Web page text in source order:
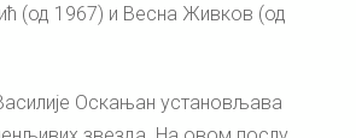
(од 1967) и Весна Живков (од
Оскањан установљава